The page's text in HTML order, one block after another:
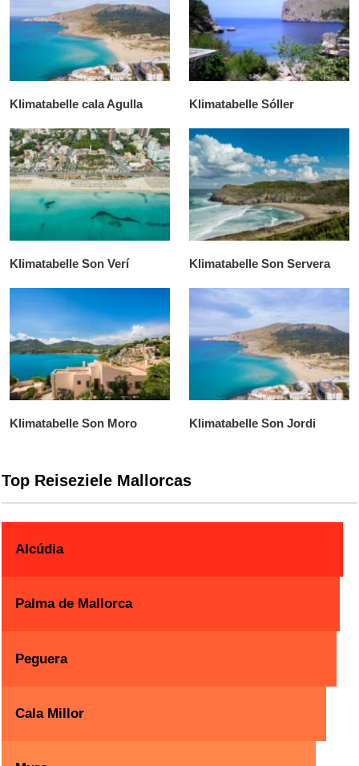
Klimatabelle cala Agulla Klimatabelle Sóller
Klimatabelle Son Verí Klimatabelle Son Servera
Klimatabelle Son Moro Klimatabelle Son Jordi
Top Reiseziele Mallorcas
Alcúdia
Palma de Mallorca
Peguera
Cala Millor